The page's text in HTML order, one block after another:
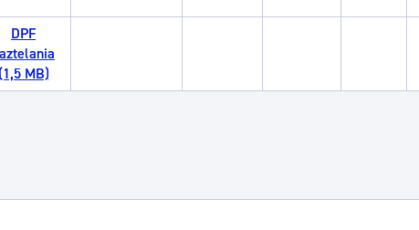
DPF
(1,5 MB)